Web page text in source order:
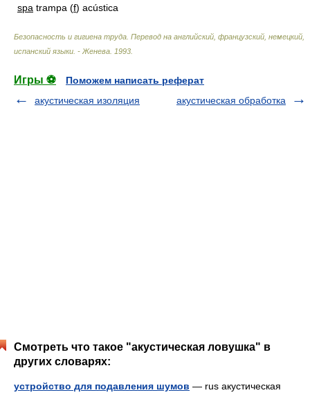
spa trampa (f) acústica
Безопасность и гигиена труда. Перевод на английский, французский, немецкий,
испанский языки. - Женева 1993
Игры ⚽
Поможем написать реферат
акустическая изоляция
акустическая обработка
Смотреть что такое "акустическая ловушка" в
других словарях:
устройство для подавления шумов — rus акустическая